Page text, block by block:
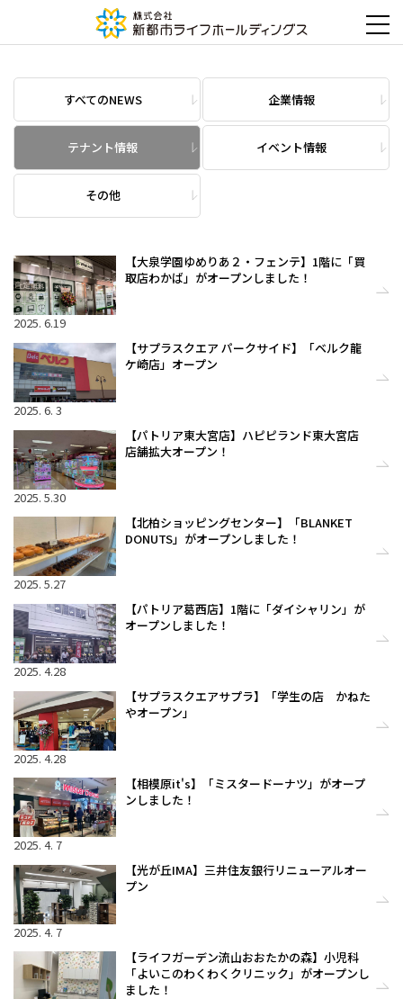
すべてのNEWS 企業情報
テナント情報 イベント情報
その他
【大泉学園ゆめりあ２・フェンテ】1階に「買
取店わかば」がオープンしました！
2025. 6.19
【サプラスクエア パークサイド】「ベルク龍
ケ崎店」オープン
2025. 6. 3
【パトリア東大宮店】ハピピランド東大宮店
店舗拡大オープン！
2025. 5.30
【北柏ショッピングセンター】「BLANKET
DONUTS」がオープンしました！
2025. 5.27
【パトリア葛西店】1階に「ダイシャリン」が
オープンしました！
2025. 4.28
【サプラスクエアサプラ】「学生の店 かねた
やオープン」
2025. 4.28
【相模原it's】「ミスタードーナツ」がオープ
ンしました！
2025. 4. 7
【光が丘IMA】三井住友銀行リニューアルオー
プン
2025. 4. 7
【ライフガーデン流山おおたかの森】小児科
「よいこのわくわくクリニック」がオープンし
ました！